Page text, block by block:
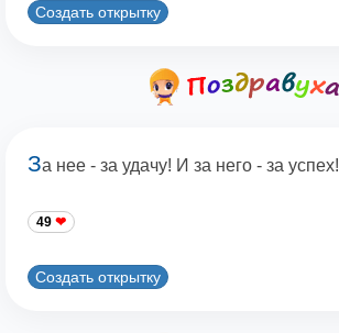
Создать открытку
За нее - за удачу! И за него - за успех!
49
Создать открытку